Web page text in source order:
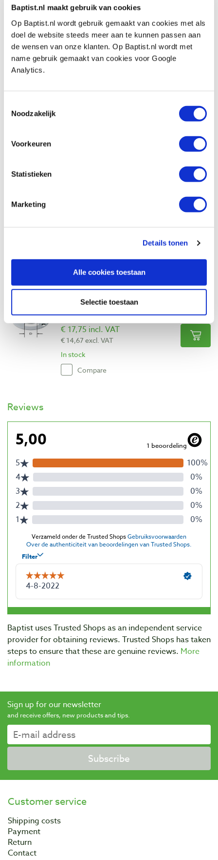
Baptist.nl maakt gebruik van cookies
Op Baptist.nl wordt gebruik gemaakt van cookies met als
doel de website steeds meer aan te kunnen passen aan
de wensen van onze klanten. Op Baptist.nl wordt met
name gebruik gemaakt van cookies voor Google
Analytics.
Noodzakelijk
Voorkeuren
Statistieken
Marketing
Details tonen
Alle cookies toestaan
Selectie toestaan
Productnumber: 685898
€ 17,75 incl. VAT
€ 14,67 excl. VAT
In stock
Festool kopieerring KR-D 30/of 900
€ 17,75 incl. VAT
Compare
Festool kopieerring KR-D 40/of 900
€ 17,75 incl. VAT
€ 14,67 excl. VAT
In stock
Compare
Reviews
Baptist uses Trusted Shops as an independent service
provider for obtaining reviews. Trusted Shops has taken
steps to ensure that these are genuine reviews. More
information
Sign up for our newsletter
and receive offers, new products and tips.
Subscribe
Customer service
Shipping costs
Payment
Return
Contact